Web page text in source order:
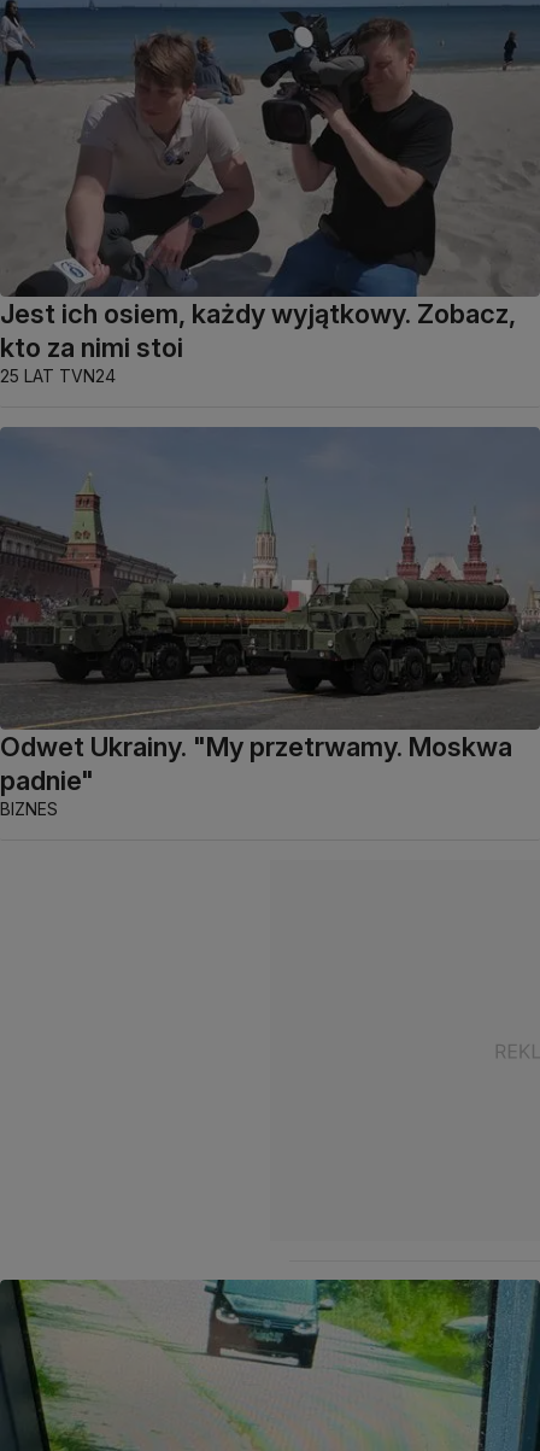
Jest ich osiem, każdy wyjątkowy. Zobacz,
kto za nimi stoi
25 LAT TVN24
Odwet Ukrainy. "My przetrwamy. Moskwa
padnie"
BIZNES